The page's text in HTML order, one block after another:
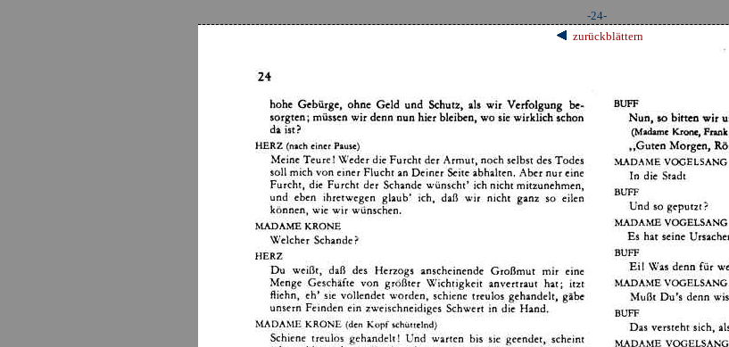
zurückblättern
-24-